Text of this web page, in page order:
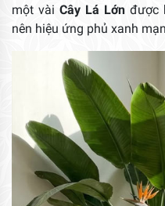
một vài Cây Lá Lớn được
nên hiệu ứng phủ xanh